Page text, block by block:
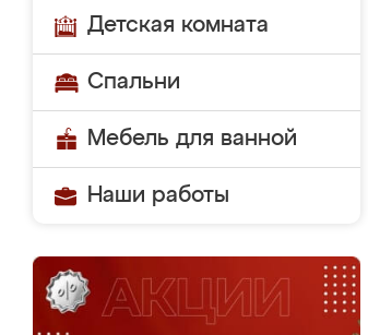
Детская комната
Спальни
Мебель для ванной
Наши работы